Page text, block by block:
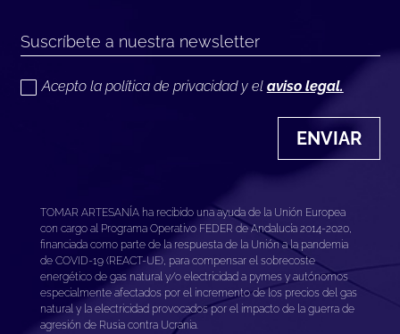
Acepto la política de privacidad y el aviso legal.
ENVIAR
TOMAR ARTESANÍA ha recibido una ayuda de la Unión Europea
con cargo al Programa Operativo FEDER de Andalucía 2014-2020,
financiada como parte de la respuesta de la Unión a la pandemia
de COVID-19 (REACT-UE), para compensar el sobrecoste
energético de gas natural y/o electricidad a pymes y autónomos
especialmente afectados por el incremento de los precios del gas
natural y la electricidad provocados por el impacto de la guerra de
agresión de Rusia contra Ucrania.